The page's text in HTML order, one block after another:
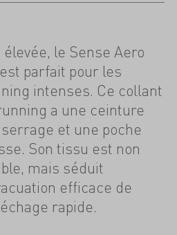
le Sense Aero
parfait pour les
intenses. Ce collant
a une ceinture
et une poche
Son tissu est non
mais séduit
efficace de
rapide.